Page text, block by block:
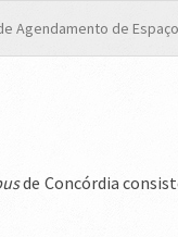
Agendamento de
de Concórdia